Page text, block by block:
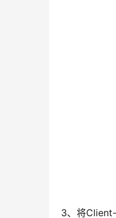
3、将